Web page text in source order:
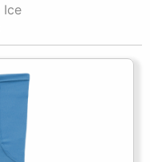
Ice